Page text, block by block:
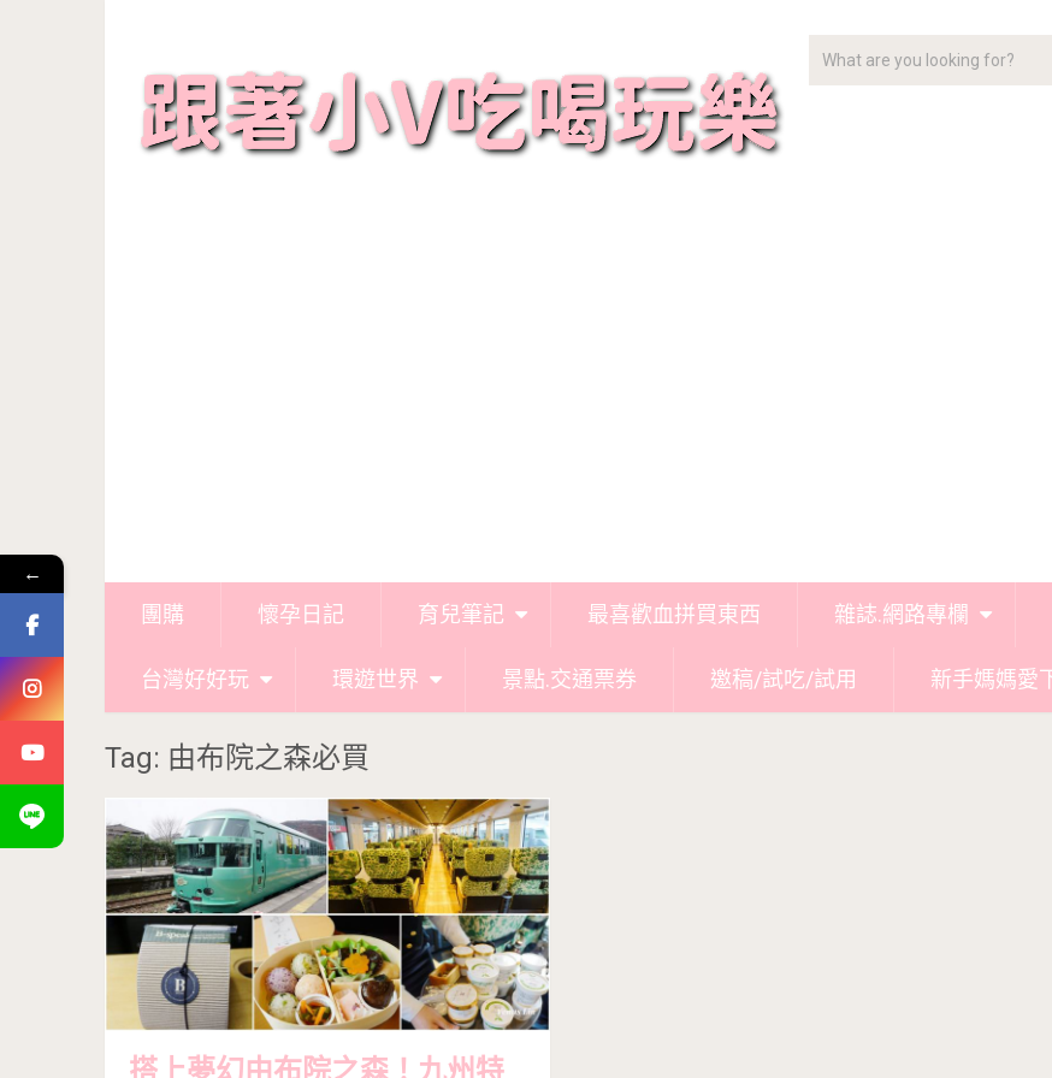
團購 懷孕日記 育兒筆記 最喜歡血拼買東西 雜誌.網路專欄
台灣好好玩 環遊世界 景點.交通票券 邀稿/試吃/試用 新手媽媽愛
Tag: 由布院之森必買
搭上夢幻由布院之森！九州特
←